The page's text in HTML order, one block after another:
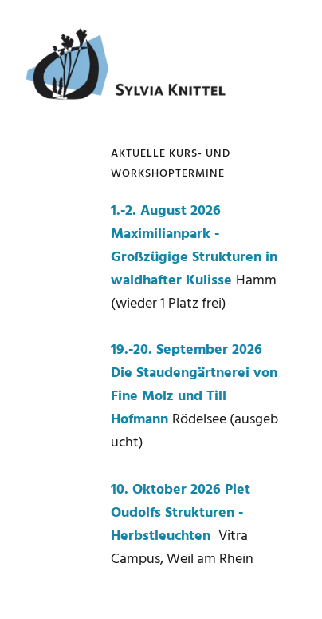
Hauptnavigation
springen
springen
Seitenspalte
springen
springen
Seitenspalte
AKTUELLE KURS- UND
WORKSHOPTERMINE
1.-2. August 2026
Maximilianpark -
Großzügige Strukturen in
waldhafter Kulisse Hamm
(wieder 1 Platz frei)
19.-20. September 2026
Die Staudengärtnerei von
Fine Molz und Till
Hofmann Rödelsee (ausgeb
ucht)
10. Oktober 2026 Piet
Oudolfs Strukturen -
Herbstleuchten Vitra
Campus, Weil am Rhein